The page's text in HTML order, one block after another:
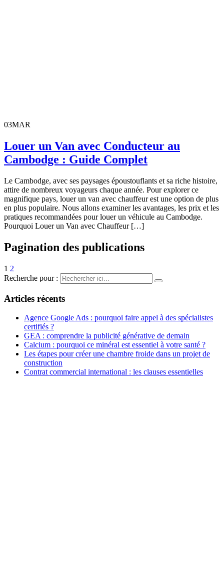
03MAR
Louer un Van avec Conducteur au
Cambodge : Guide Complet
Le Cambodge, avec ses paysages époustouflants et sa riche histoire,
attire de nombreux voyageurs chaque année. Pour explorer ce
magnifique pays, louer un van avec chauffeur est une option de plus
en plus populaire. Nous allons examiner les avantages, les prix et les
pratiques recommandées pour louer un véhicule au Cambodge.
Pourquoi Louer un Van avec Chauffeur […]
Pagination des publications
1 2
Recherche pour :
Articles récents
Agence Google Ads : pourquoi faire appel à des spécialistes
certifiés ?
GEA : comprendre la publicité générative de demain
Calcium : pourquoi ce minéral est essentiel à votre santé ?
Les étapes pour créer une chambre froide dans un projet de
construction
Contrat commercial international : les clauses essentielles